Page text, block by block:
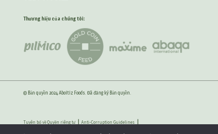
Thương hiệu của chúng tôi:
© Bản quyền 2024 Aboitiz Foods. Đã đăng ký Bản quyền.
Tuyên bố về Quyền riêng tư Anti-Corruption Guidelines